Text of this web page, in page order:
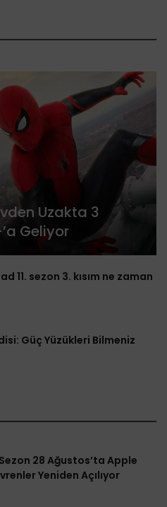
Uzakta 3
Geliyor
11. sezon 3. kısım ne zaman
Güç Yüzükleri Bilmeniz
28 Ağustos’ta Apple
Yeniden Açılıyor